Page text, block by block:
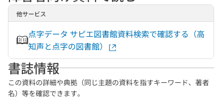
他サービス
点字データ サピエ図書館資料検索で確認する（高
知声と点字の図書館）
書誌情報
この資料の詳細や典拠（同じ主題の資料を指すキーワード、著者
名）等を確認できます。